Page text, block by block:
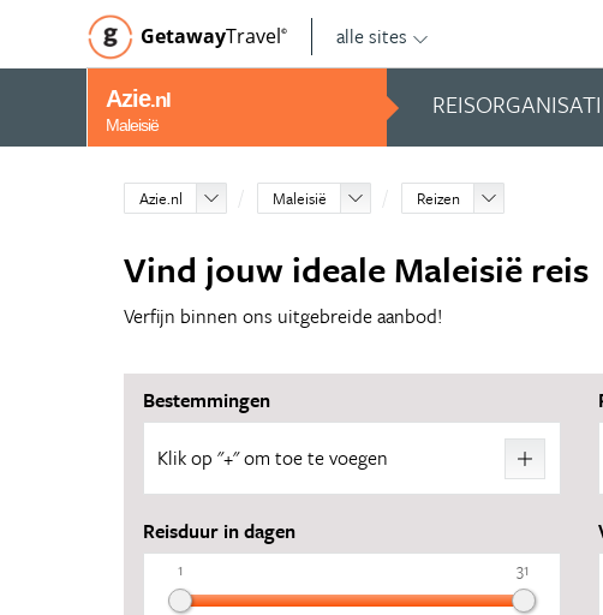
GetawayTravel© alle sites
Azie.nl
Maleisië
Azie.nl Maleisië Reizen
Vind jouw ideale Maleisië reis
Verfijn binnen ons uitgebreide aanbod!
Bestemmingen
5
1
Klik op "+" om toe te voegen
Reisduur in dagen
1 31